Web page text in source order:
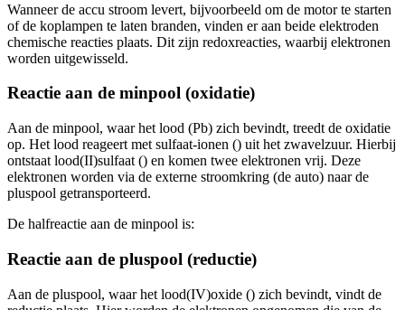
Wanneer de accu stroom levert, bijvoorbeeld om de motor te starten
of de koplampen te laten branden, vinden er aan beide elektroden
chemische reacties plaats. Dit zijn redoxreacties, waarbij elektronen
worden uitgewisseld.
Reactie aan de minpool (oxidatie)
Aan de minpool, waar het lood (Pb) zich bevindt, treedt de oxidatie
op. Het lood reageert met sulfaat-ionen () uit het zwavelzuur. Hierbij
ontstaat lood(II)sulfaat () en komen twee elektronen vrij. Deze
elektronen worden via de externe stroomkring (de auto) naar de
pluspool getransporteerd.
De halfreactie aan de minpool is:
Reactie aan de pluspool (reductie)
Aan de pluspool, waar het lood(IV)oxide () zich bevindt, vindt de